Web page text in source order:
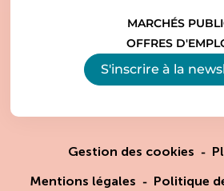
MARCHÉS
OFFRES
S'inscrire à la
Gestion des cookies
Mentions légales
Politique